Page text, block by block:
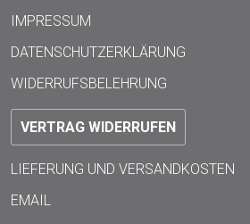
IMPRESSUM
DATENSCHUTZERKLÄRUNG
WIDERRUFSBELEHRUNG
VERTRAG WIDERRUFEN
LIEFERUNG UND VERSANDKOSTEN
EMAIL